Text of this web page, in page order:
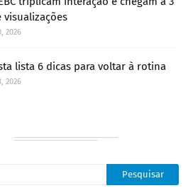
visualizações
2026
lista 6 dicas para voltar à rotina
2026